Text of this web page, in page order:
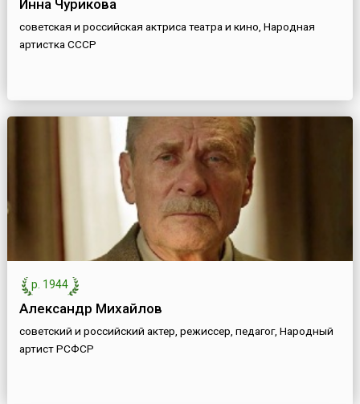
Инна Чурикова
советская и российская актриса театра и кино, Народная
артистка СССР
р. 1944
Александр Михайлов
советский и российский актер, режиссер, педагог, Народный
артист РСФСР